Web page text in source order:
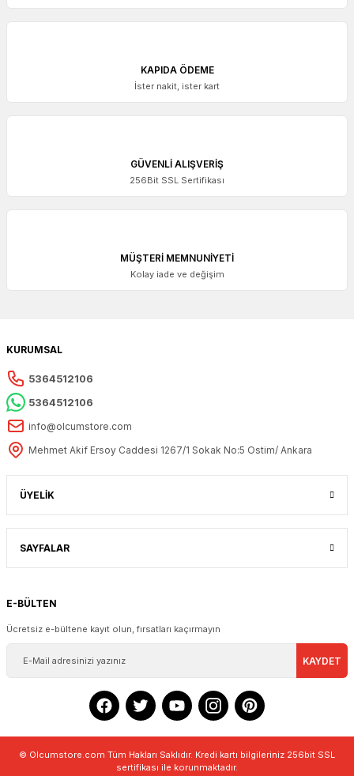
KAPIDA ÖDEME
İster nakit, ister kart
GÜVENLİ ALIŞVERİŞ
256Bit SSL Sertifikası
MÜŞTERİ MEMNUNİYETİ
Kolay iade ve değişim
KURUMSAL
5364512106
5364512106
info@olcumstore.com
Mehmet Akif Ersoy Caddesi 1267/1 Sokak No:5 Ostim/ Ankara
ÜYELİK
SAYFALAR
E-BÜLTEN
Ücretsiz e-bültene kayıt olun, fırsatları kaçırmayın
KAYDET
© Olcumstore.com Tüm Hakları Saklıdır. Kredi kartı bilgileriniz 256bit SSL
sertifikası ile korunmaktadır.